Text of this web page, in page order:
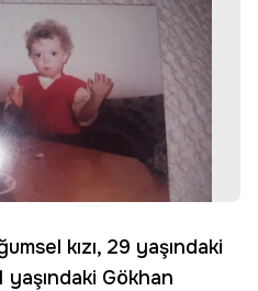
kızı, 29 yaşındaki
yaşındaki Gökhan